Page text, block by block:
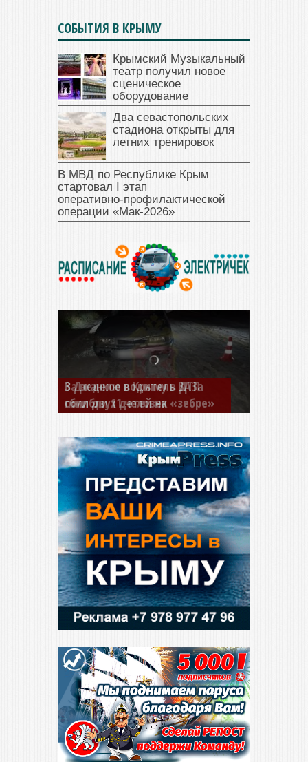
СОБЫТИЯ В КРЫМУ
Крымский Музыкальный
театр получил новое
сценическое
оборудование
Два севастопольских
стадиона открыты для
летних тренировок
В МВД по Республике Крым
стартовал I этап
оперативно‑профилактической
операции «Мак‑2026»
В Джанкое водитель ВАЗа
сбил двух детей на «зебре»